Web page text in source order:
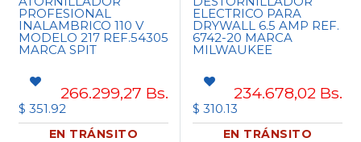
PROFESIONAL
INALAMBRICO 110 V
MODELO 217 REF.54305
MARCA SPIT
266.299,27 Bs.
$ 351.92
EN TRÁNSITO
ELECTRICO PARA
DRYWALL 6.5 AMP REF.
6742-20 MARCA
MILWAUKEE
234.678,02 Bs.
$ 310.13
EN TRÁNSITO